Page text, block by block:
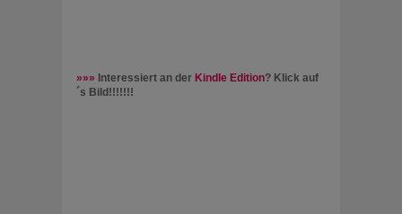
»»» Interessiert an der Kindle Edition? Klick auf
´s Bild!!!!!!!